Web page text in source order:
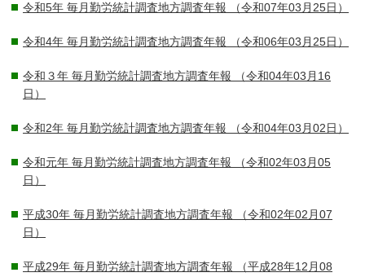
令和5年 毎月勤労統計調査地方調査年報 （令和07年03月25日）
令和4年 毎月勤労統計調査地方調査年報 （令和06年03月25日）
令和３年 毎月勤労統計調査地方調査年報 （令和04年03月16
日）
令和2年 毎月勤労統計調査地方調査年報 （令和04年03月02日）
令和元年 毎月勤労統計調査地方調査年報 （令和02年03月05
日）
平成30年 毎月勤労統計調査地方調査年報 （令和02年02月07
日）
平成29年 毎月勤労統計調査地方調査年報 （平成28年12月08